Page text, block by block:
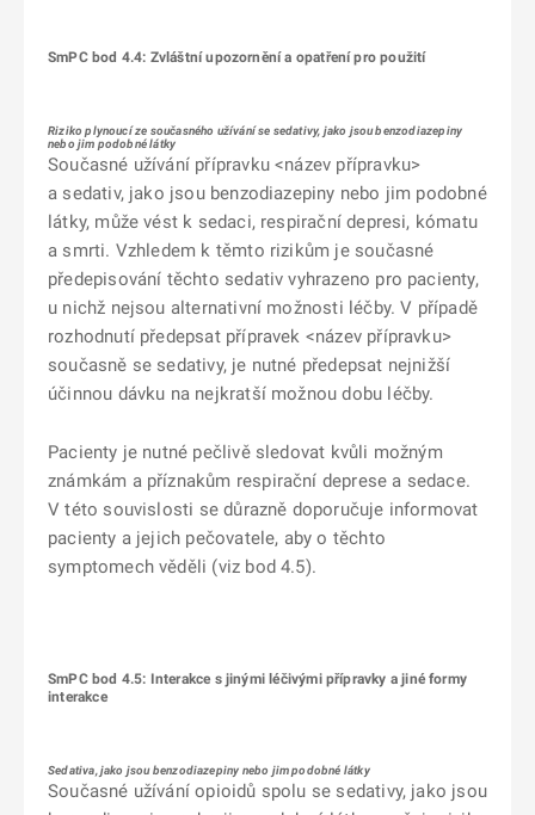
SmPC bod 4.4: Zvláštní upozornění a opatření pro použití
Riziko plynoucí ze současného užívání se sedativy, jako jsou benzodiazepiny
nebo jim podobné látky
Současné užívání přípravku <název přípravku>
a sedativ, jako jsou benzodiazepiny nebo jim podobné
látky, může vést k sedaci, respirační depresi, kómatu
a smrti. Vzhledem k těmto rizikům je současné
předepisování těchto sedativ vyhrazeno pro pacienty,
u nichž nejsou alternativní možnosti léčby. V případě
rozhodnutí předepsat přípravek <název přípravku>
současně se sedativy, je nutné předepsat nejnižší
účinnou dávku na nejkratší možnou dobu léčby.
Pacienty je nutné pečlivě sledovat kvůli možným
známkám a příznakům respirační deprese a sedace.
V této souvislosti se důrazně doporučuje informovat
pacienty a jejich pečovatele, aby o těchto
symptomech věděli (viz bod 4.5).
SmPC bod 4.5: Interakce s jinými léčivými přípravky a jiné formy
interakce
Sedativa, jako jsou benzodiazepiny nebo jim podobné látky
Současné užívání opioidů spolu se sedativy, jako jsou